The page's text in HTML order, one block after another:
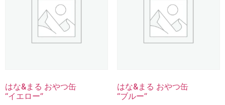
はな&まる おやつ缶
“イエロー”
はな&まる おやつ缶
“ブルー”